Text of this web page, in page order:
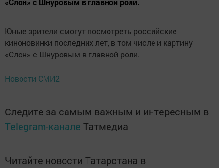
«Слон» с Шнуровым в главной роли.
Юные зрители смогут посмотреть российские
киноновинки последних лет, в том числе и картину
«Слон» с Шнуровым в главной роли.
Новости СМИ2
Следите за самым важным и интересным в
Telegram-канале Татмедиа
Читайте новости Татарстана в